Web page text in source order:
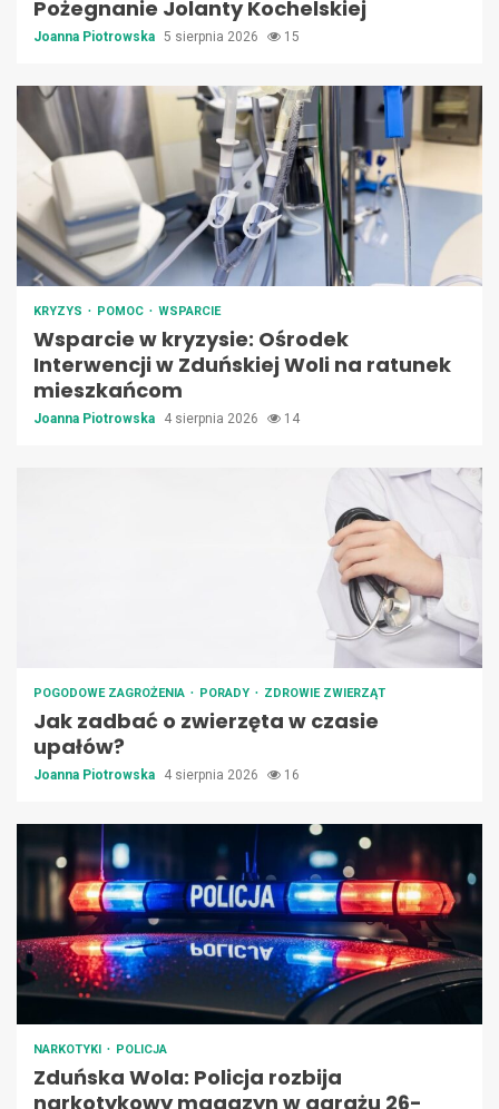
Pożegnanie Jolanty Kochelskiej
Joanna Piotrowska 5 sierpnia 2026 15
KRYZYS POMOC WSPARCIE
Wsparcie w kryzysie: Ośrodek
Interwencji w Zduńskiej Woli na ratunek
mieszkańcom
Joanna Piotrowska 4 sierpnia 2026 14
POGODOWE ZAGROŻENIA PORADY ZDROWIE ZWIERZĄT
Jak zadbać o zwierzęta w czasie
upałów?
Joanna Piotrowska 4 sierpnia 2026 16
NARKOTYKI POLICJA
Zduńska Wola: Policja rozbija
narkotykowy magazyn w garażu 26-